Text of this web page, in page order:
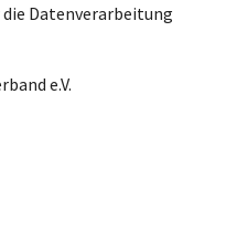
Datenverarbeitung
e.V.